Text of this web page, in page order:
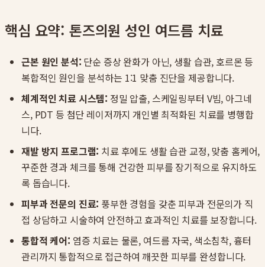
핵심 요약: 톤즈의원 성인 여드름 치료
근본 원인 분석: 단순 증상 완화가 아닌, 생활 습관, 호르몬 등
복합적인 원인을 분석하는 1:1 맞춤 진단을 제공합니다.
체계적인 치료 시스템: 정밀 압출, 스케일링부터 V빔, 아그네
스, PDT 등 첨단 레이저까지 개인별 최적화된 치료를 병행합
니다.
재발 방지 프로그램: 치료 후에도 생활 습관 교정, 맞춤 홈케어,
꾸준한 경과 체크를 통해 건강한 피부를 장기적으로 유지하도
록 돕습니다.
피부과 전문의 진료: 풍부한 경험을 갖춘 피부과 전문의가 직
접 상담하고 시술하여 안전하고 효과적인 치료를 보장합니다.
통합적 케어: 염증 치료는 물론, 여드름 자국, 색소침착, 흉터
관리까지 통합적으로 접근하여 깨끗한 피부를 완성합니다.